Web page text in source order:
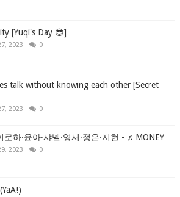
[Yuqi's Day 😎]
2023 0
talk without knowing each other [Secret
2023 0
로하·윤아·샤넬·영서·정은·지현 - ♬MONEY
2023 0